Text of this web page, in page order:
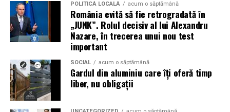
Pentru a răspunde riscurilor tot mai complexe,
cyber_Folks a lansat la finalul lunii iunie robo_Folks,
primul asistent AI integrat într-un panou de hosting
din România. Acesta poate efectua, la cererea
utilizatorului, un audit al securității site-ului, care
include verificarea certificatelor SSL, a configurărilor
DNS și a sistemelor SPF, DKIM și DMARC utilizate
pentru protecția e-mailului împotriva uzurpării
POLITICĂ LOCALĂ acum o săptămână
România evită să fie retrogradată în
„JUNK”. Rolul decisiv al lui Alexandru
Nazare, în trecerea unui nou test
important
SOCIAL acum o săptămână
Gardul din aluminiu care îți oferă timp
liber, nu obligații